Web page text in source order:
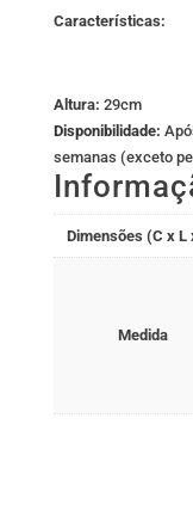
Características:
Altura: 29cm
Disponibilidade:
semanas (exceto
Dimensões (C x L
Medida